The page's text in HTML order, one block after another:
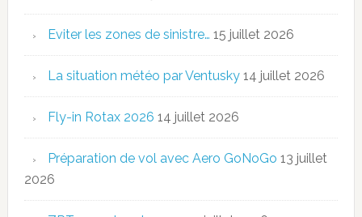
Eviter les zones de sinistre… 15 juillet 2026
La situation météo par Ventusky 14 juillet 2026
Fly-in Rotax 2026 14 juillet 2026
Préparation de vol avec Aero GoNoGo 13 juillet
2026